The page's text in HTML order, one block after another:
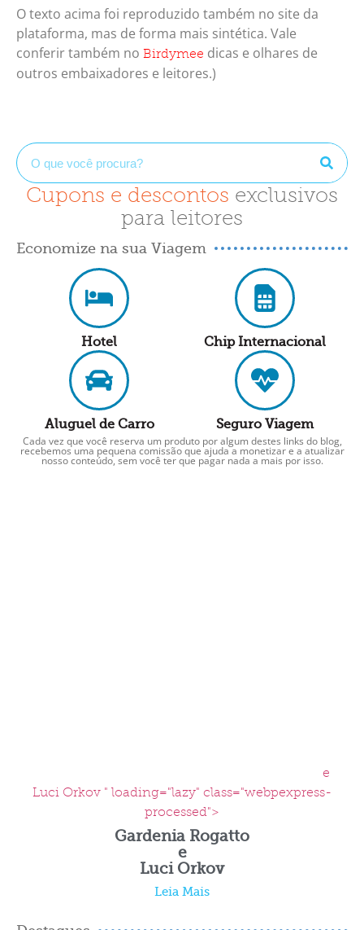
O texto acima foi reproduzido também no site da
plataforma, mas de forma mais sintética. Vale
conferir também no Birdymee dicas e olhares de
outros embaixadores e leitores.)
Cupons e descontos exclusivos
para leitores
Economize na sua Viagem
Hotel Chip Internacional
Aluguel de Carro Seguro Viagem
Cada vez que você reserva um produto por algum destes links do blog,
recebemos uma pequena comissão que ajuda a monetizar e a atualizar
nosso conteúdo, sem você ter que pagar nada a mais por isso.
e
Luci Orkov " loading="lazy" class="webpexpress-
processed">
Gardenia Rogatto
e
Luci Orkov
Leia Mais